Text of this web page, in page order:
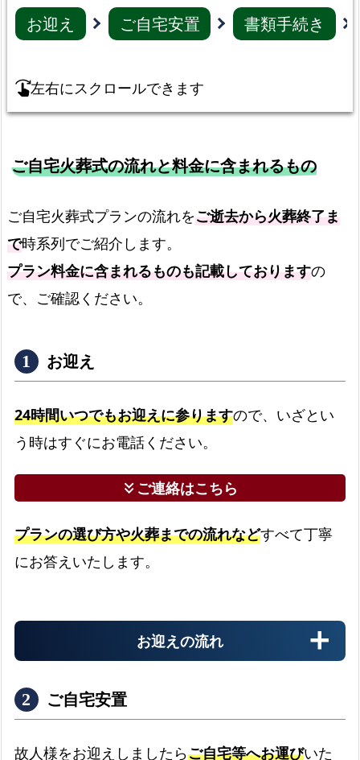
米
市
の
の
ラ
ン
各
と
総
料
金
お
流
れ
あ
お迎え ご自宅安置 書類手続き
swipe_right左右にスクロールできます
ご自宅火葬式の流れと料金に含まれるもの
ご自宅火葬式プランの流れをご逝去から火葬終了ま
で時系列でご紹介します。
プラン料金に含まれるものも記載しておりますの
で、ご確認ください。
お迎え
24時間いつでもお迎えに参りますので、いざとい
う時はすぐにお電話ください。
keyboard_double_arrow_downご連絡はこちら
プランの選び方や火葬までの流れなどすべて丁寧
にお答えいたします。
お迎えの流れ
ご自宅安置
故人様をお迎えしましたらご自宅等へお運びいた